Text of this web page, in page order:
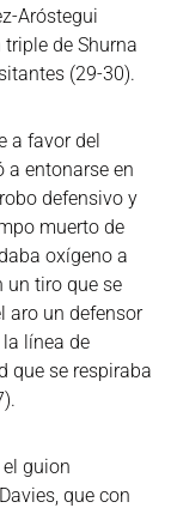
Aróstegui
de Shurna
(29-30).
a favor del
a entonarse en
defensivo y
muerto de
oxígeno a
un tiro que se
aro un defensor
línea de
que se respiraba
guion
que con